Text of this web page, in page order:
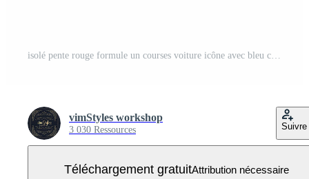
vimStyles workshop
3 030 Ressources Suivre
Téléchargement gratuitAttribution nécessaire